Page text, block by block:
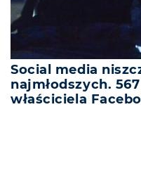
Social media
najmłodszych.
właściciela